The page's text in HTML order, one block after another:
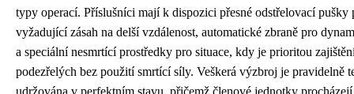
typy operací. Příslušníci mají k dispozici přesné odstřelovací pušky
vyžadující zásah na delší vzdálenost, automatické zbraně pro
a speciální nesmrtící prostředky pro situace, kdy je prioritou
podezřelých bez použití smrtící síly. Veškerá výzbroj je pravidelně
udržována v perfektním stavu, přičemž členové jednotky